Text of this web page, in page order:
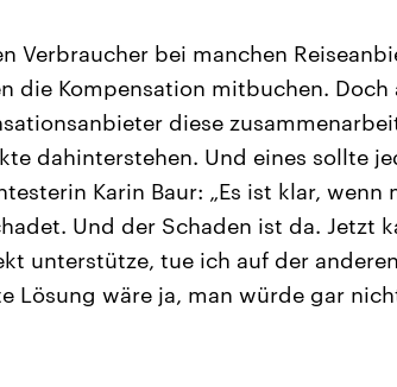
Verbraucher bei manchen
die Kompensation mitbuchen.
diese
dahinterstehen. Und eines sollte
Karin Baur: „Es ist klar,
Und der Schaden ist da. Jetzt
unterstütze, tue ich auf der
Lösung wäre ja, man würde gar